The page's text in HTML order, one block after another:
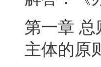
第一章 总
主体的原